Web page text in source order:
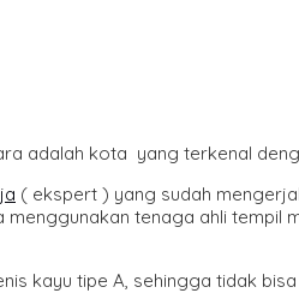
adalah kota yang terkenal
( ekspert ) yang sudah
tenaga ahli tempil
kayu tipe A, sehingga tidak